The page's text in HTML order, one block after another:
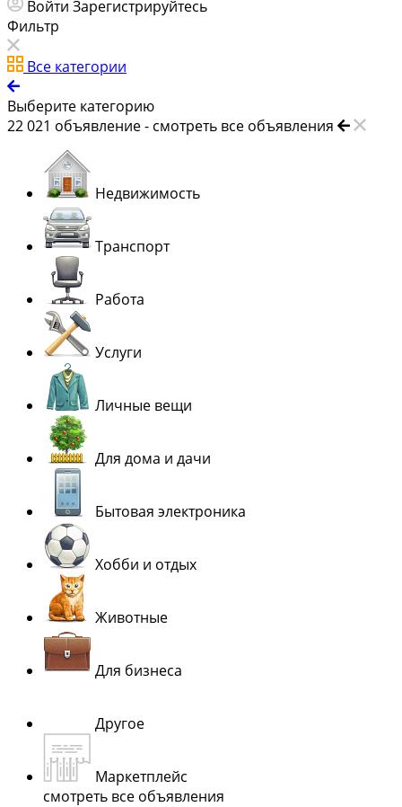
Войти Зарегистрируйтесь
Фильтр
Все категории
Выберите категорию
22 021 объявление - смотреть все объявления
Недвижимость
Транспорт
Работа
Услуги
Личные вещи
Для дома и дачи
Бытовая электроника
Хобби и отдых
Животные
Для бизнеса
Другое
Маркетплейс
смотреть все объявления